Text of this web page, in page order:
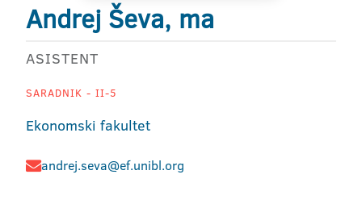
Andrej Ševa, ma
ASISTENT
SARADNIK - II-5
Ekonomski fakultet
andrej.seva@ef.unibl.org